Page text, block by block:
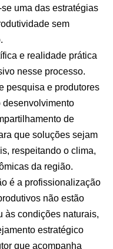
uma das estratégias
sem
e realidade prática
nesse processo.
pesquisa e produtores
desenvolvimento
de
que soluções sejam
respeitando o clima,
da região.
é a profissionalização
não estão
às condições naturais,
estratégico
que acompanha